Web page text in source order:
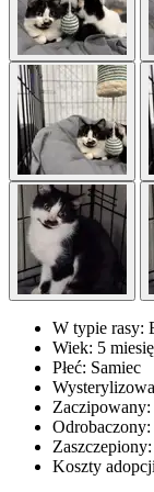
W typie rasy:
Wiek: 5
Płeć: Samiec
Zaczipowany:
Odrobaczony:
Zaszczepiony:
Koszty